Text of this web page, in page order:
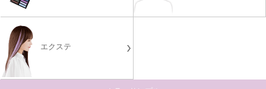
エクステ